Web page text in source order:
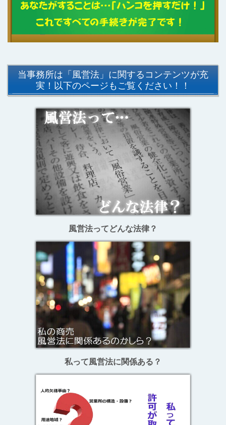
当事務所は「風営法」に関するコンテンツが充
実！以下のページもご覧ください！！
風営法ってどんな法律？
私って風営法に関係ある？